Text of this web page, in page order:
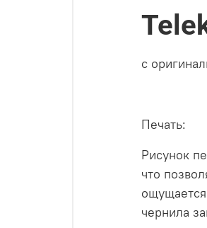
с
Печать:
Рисунок
что
чернила